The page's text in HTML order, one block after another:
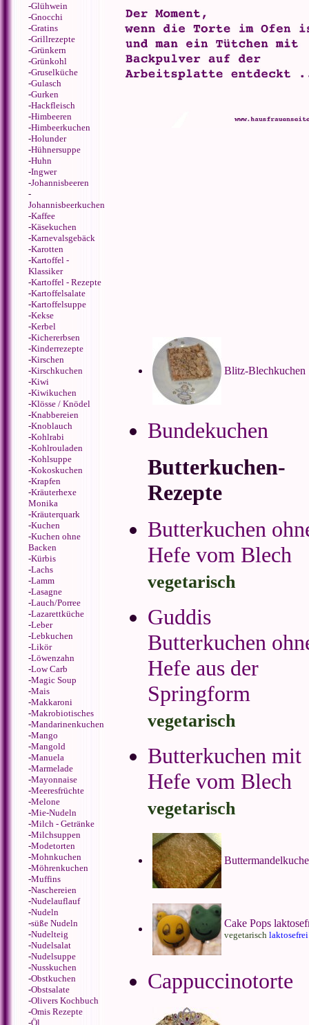
-Glühwein
-Gnocchi
-Gratins
-Grillrezepte
-Grünkern
-Grünkohl
-Gruselküche
-Gulasch
-Gurken
-Hackfleisch
-Himbeeren
-Himbeerkuchen
-Holunder
-Hühnersuppe
-Huhn
-Ingwer
-Johannisbeeren
-
Johannisbeerkuchen
-Kaffee
-Käsekuchen
-Karnevalsgebäck
-Karotten
-Kartoffel -
Klassiker
-Kartoffel - Rezepte
-Kartoffelsalate
-Kartoffelsuppe
-Kekse
-Kerbel
-Kichererbsen
-Kinderrezepte
-Kirschen
-Kirschkuchen
-Kiwi
-Kiwikuchen
-Klösse / Knödel
-Knabbereien
-Knoblauch
-Kohlrabi
-Kohlrouladen
-Kohlsuppe
-Kokoskuchen
-Krapfen
-Kräuterhexe
Monika
-Kräuterquark
-Kuchen
-Kuchen ohne
Backen
-Kürbis
-Lachs
-Lamm
-Lasagne
-Lauch/Porree
-Lazarettküche
-Leber
-Lebkuchen
-Likör
-Löwenzahn
-Low Carb
-Magic Soup
-Mais
-Makkaroni
-Makrobiotisches
-Mandarinenkuchen
-Mango
-Mangold
-Manuela
-Marmelade
-Mayonnaise
-Meeresfrüchte
-Melone
-Mie-Nudeln
-Milch - Getränke
-Milchsuppen
-Modetorten
-Mohnkuchen
-Möhrenkuchen
-Muffins
-Naschereien
-Nudelauflauf
-Nudeln
-süße Nudeln
-Nudelteig
-Nudelsalat
-Nudelsuppe
-Nusskuchen
-Obstkuchen
-Obstsalate
-Olivers Kochbuch
-Omis Rezepte
-Öl
Blitz-Blechkuchen
Bundekuchen
Butterkuchen-
Rezepte
Butterkuchen
Hefe vom Blech
vegetarisch
Guddis
Butterkuchen
Hefe aus der
Springform
vegetarisch
Butterkuchen mit
Hefe vom Blech
vegetarisch
Cake Pops
vegetarisch laktosefrei
Cappuccinotorte